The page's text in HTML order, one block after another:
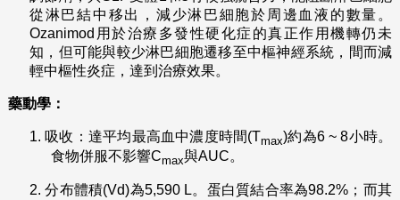
從淋巴結中移出，減少淋巴細胞於周邊血液的數量。
Ozanimod用於治療多發性硬化症的真正作用機轉仍未
知，但可能與較少淋巴細胞遷移至中樞神經系統，間而減
輕中樞性炎症，達到治療效果。
藥動學：
1. 吸收：達平均最高血中濃度時間(Tmax)約為6 ~ 8小時。
食物併服不影響Cmax與AUC。
2.分布體積(Vd)為5,590 L。蛋白質結合率為98.2%；而其